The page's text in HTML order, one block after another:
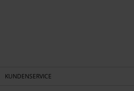
KUNDENSERVICE